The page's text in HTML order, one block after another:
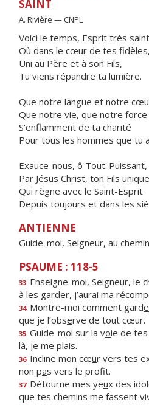
SAINT
A. Rivière — CNPL
Voici le temps, Esprit très
Où dans le cœur de tes fidèles,
Uni au Père et à son Fils,
Tu viens répandre ta lumière.
Que notre langue et notre
Que notre vie, que notre force
S'enflamment de ta charité
Pour tous les hommes que tu
Exauce-nous, ô Tout-Puissant,
Par Jésus Christ, ton Fils
Qui règne avec le Saint-Esprit
Depuis toujours et dans les
ANTIENNE
Guide-moi, Seigneur, au
PSAUME : 118-5
33 Enseigne-moi, Seigneur, le
à les garder, j’aurai ma
34 Montre-moi comment garde
que je l’observe de tout cœur.
35 Guide-moi sur la voie de
là, je me plais.
36 Incline mon cœur vers tes
non pas vers le profit.
37 Détourne mes yeux des
que tes chemins me fassent